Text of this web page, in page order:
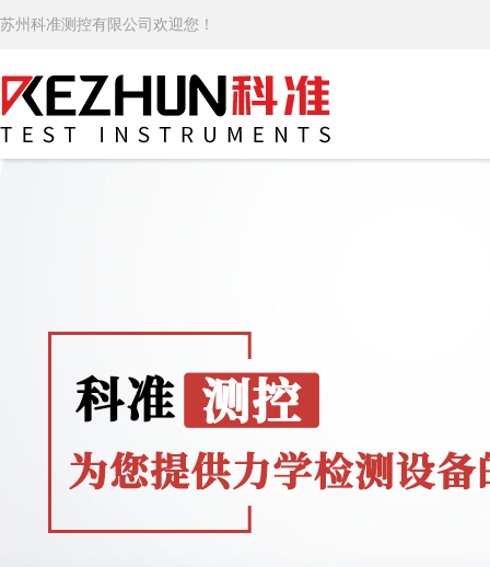
苏州科准测控有限公司欢迎您！